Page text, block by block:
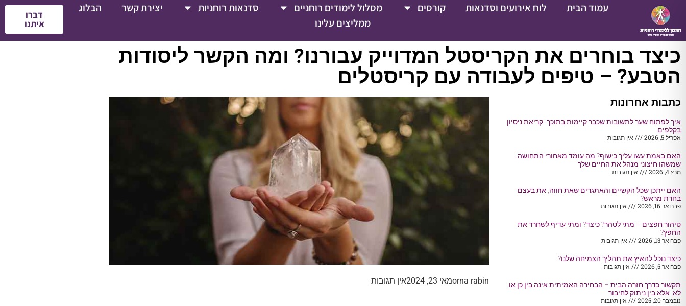
עמוד הבית לוח אירועים וסדנאות קורסים מסלול לימודים רוחניים סדנאות רוחניות יצירת קשר
הבלוג
ממליצים עלינו
דברו
איתנו
כיצד בוחרים את הקריסטל המדוייק עבורנו? ומה הקשר ליסודות
הטבע? – טיפים לעבודה עם קריסטלים
כתבות אחרונות
איך לפתוח שער לתשובות שכבר קיימות בתוכך- קריאת ניסיון
בקלפים
אפריל 5, 2026
אין תגובות
האם באמת עשו עליך כישוף? מה עומד מאחורי התחושה
שמשהו חיצוני מנהל את החיים שלך
מרץ 4, 2026
אין תגובות
האם ייתכן שכל הקשיים והאתגרים שאת חווה, את בעצם
בחרת מראש?
פברואר 16, 2026
אין תגובות
טיהור חפצים – מתי לטהר? כיצד? ומתי עדיף לשחרר את
החפץ?
פברואר 13, 2026
אין תגובות
כיצד נוכל להאיץ את תהליך הצמיחה שלנו?
פברואר 5, 2026
אין תגובות
תקשור כדרך חזרה הבית – הבחירה האמיתית אינה בין כן או
לא, אלא בין ניתוק לחיבור
נובמבר 20, 2025
אין תגובות
orna rabinמאי 23, 2024 אין תגובות